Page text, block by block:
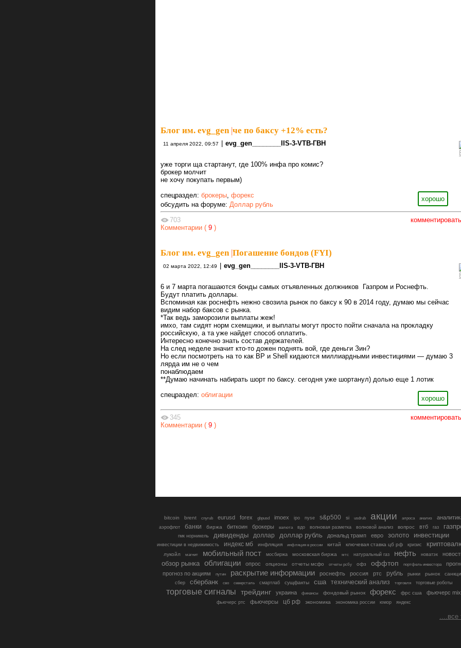
Блог им. evg_gen |че по баксу +12% есть?
11 апреля 2022, 09:57 | evg_gen________IIS-3-VTB-ГВН
уже торги ща стартанут, где 100% инфа про комис?
брокер молчит
не хочу покупать первым)
хорошо
спецраздел: брокеры форекс
обсудить на форуме: Доллар рубль
комментировать
703
Комментарии ( 9 )
Блог им. evg_gen|Погашение бондов (FYI)
02 марта 2022, 12:49 evg_gen________IIS-3-VTB-ГВН
6 и 7 марта погашаются бонды самых отъявленных должников Газпром и Роснефть.
Будут платить доллары.
Вспоминая как роснефть нежно свозила рынок по баксу к 90 в 2014 году, думаю мы сейчас
видим набор баксов с рынка.
*Так ведь заморозили выплаты жеж!
имхо, там сидят норм схемщики, и выплаты могут просто пойти сначала на прокладку
российскую, а та уже найдет способ оплатить.
Интересно конечно знать состав держателей.
На след неделе значит кто-то дожен поднять вой, где деньги Зин?
Но если посмотреть на то как BP и Shell кидаются миллиардными инвестициями — думаю 3
лярда им не о чем
понаблюдаем
**Думаю начинать набирать шорт по баксу. сегодня уже шортанул) долью еще 1 лотик
хорошо
спецраздел: облигации
комментировать
345
Комментарии ( 9 )
bitcoin brent cnyrub eurusd forex gbpusd imoex ipo nyse s&p500 si usdrub акции алроса анализ
аэрофлот банки биржа биткоин брокеры валюта вдо волновая разметка волновой анализ вопрос втб газ
гмк норникель дивиденды доллар доллар рубль дональд трамп евро золото инвестиции
инвестиции в недвижимость индекс мб инфляция инфляция в россии китай ключевая ставка цб рф кризис
лукойл магнит мобильный пост мосбиржа московская биржа мтс натуральный газ нефть новатэк
обзор рынка облигации опрос опционы отчеты мсфо отчеты рсбу офз оффтоп портфель инвестора
прогноз по акциям
путин раскрытие информации роснефть россия ртс рубль рынки рынок
сбер сбербанк сво северсталь смартлаб сущфакты сша технический анализ торговля торговые роботы
торговые сигналы трейдинг украина финансы фондовый рынок форекс фрс сша фьючерс mix
фьючерс ртс фьючерсы цб рф экономика экономика россии юмор яндекс
....все